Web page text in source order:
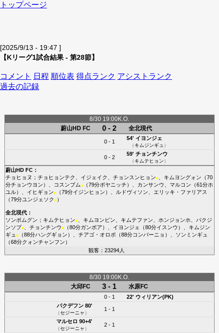
トップページ
[2025/9/13 - 19:47 ]
【Kリーグ1試合結果 - 第28節】
コメント 日程 順位表 得点ランク アシストランク
過去の記録
8/30 19:00K.O.
蔚山HD FC
0 - 2 全北現代
0 - 1
54' イヨンジェ
（キムジンギュ ）
0 - 2
59' チョンチンウ
（キムテヒョン）
蔚山HD FC：
チョヒョヌ ； チョヒョンテク イジェイク チョンスンヒョン■、 キムヨングォン （70
分チョンウヨン ）、 コスンブム■（79分ボヤニッチ ）、 カンサンウ マルコン （61分ホ
ユル）、 イヒギョン■（79分イジンヒョン ）、 ルドヴィソン
エリッキ・ファリアス
（79分ユンジェソク ■）
全北現代：
ソンボムグン ； キムテヒョン■、 キムヨンビン キムテファン ホンジョンホ
パクジ
ンソプ■、 チョンチンウ■（80分ガンボア ）、 イヨンジェ （80分イスンウ ）、 キムジン
ギュ ■（88分ハングギョン ）、 チアゴ・オロボ（88分コンパーニョ ）、 ソンミンギュ
（68分クォンチャンフン ）
観客：23294人
8/30 19:00K.O.
大邱FC
3 - 1 水原FC
0 - 1 22' ウィリアン(PK)
パクデフン80'
（セジーニャ）
1 - 1
マルセロ 90+4'
（セジーニャ）
2 - 1